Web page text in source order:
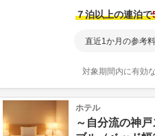
７泊以上の連泊で
直近1か月の参考
対象期間内に有効
ホテル
～自分流の神